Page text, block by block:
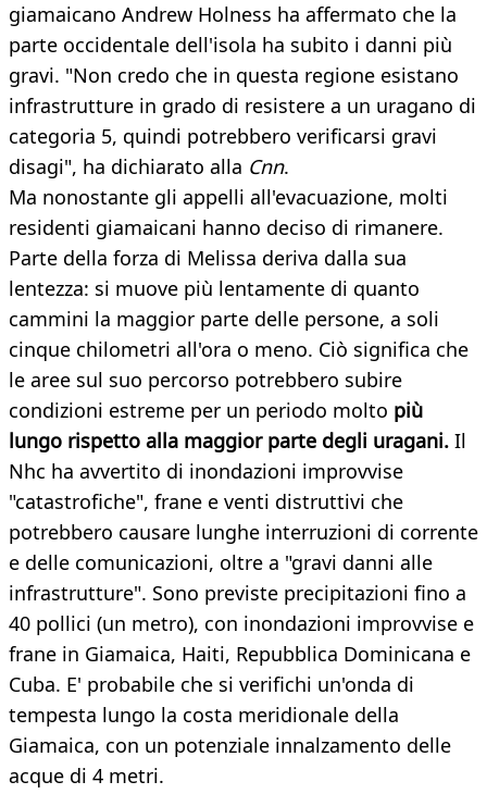
giamaicano Andrew Holness ha affermato che la
parte occidentale dell'isola ha subito i danni più
gravi. "Non credo che in questa regione esistano
infrastrutture in grado di resistere a un uragano di
categoria 5, quindi potrebbero verificarsi gravi
disagi", ha dichiarato alla Cnn.
Ma nonostante gli appelli all'evacuazione, molti
residenti giamaicani hanno deciso di rimanere.
Parte della forza di Melissa deriva dalla sua
lentezza: si muove più lentamente di quanto
cammini la maggior parte delle persone, a soli
cinque chilometri all'ora o meno. Ciò significa che
le aree sul suo percorso potrebbero subire
condizioni estreme per un periodo molto più
lungo rispetto alla maggior parte degli uragani. Il
Nhc ha avvertito di inondazioni improvvise
"catastrofiche", frane e venti distruttivi che
potrebbero causare lunghe interruzioni di corrente
e delle comunicazioni, oltre a "gravi danni alle
infrastrutture". Sono previste precipitazioni fino a
40 pollici (un metro), con inondazioni improvvise e
frane in Giamaica, Haiti, Repubblica Dominicana e
Cuba. E' probabile che si verifichi un'onda di
tempesta lungo la costa meridionale della
Giamaica, con un potenziale innalzamento delle
acque di 4 metri.